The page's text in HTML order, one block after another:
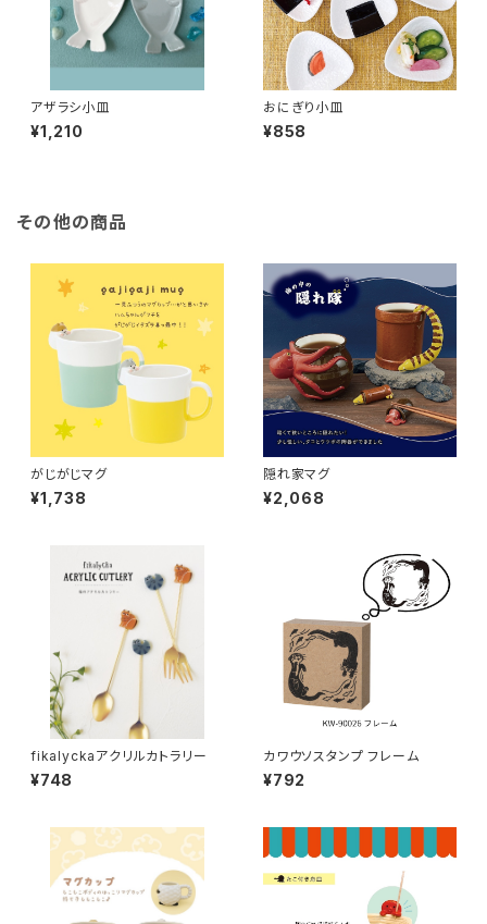
アザラシ小皿
¥1,210
おにぎり小皿
¥858
その他の商品
がじがじマグ
¥1,738
隠れ家マグ
¥2,068
fikalyckaアクリルカトラリー
¥748
カワウソスタンプ フレーム
¥792